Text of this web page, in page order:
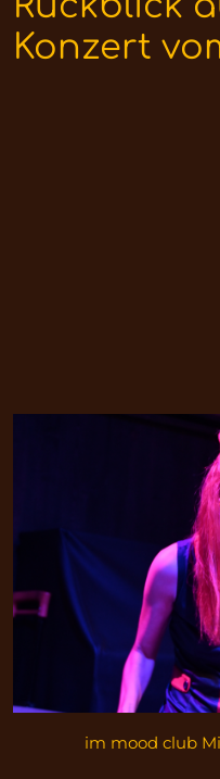
Konzert
im mood club